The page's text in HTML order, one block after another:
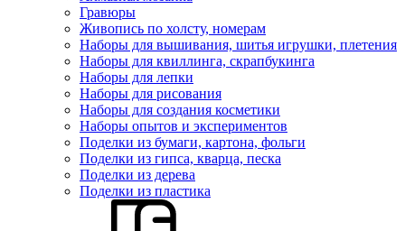
Гравюры
Живопись по холсту, номерам
Наборы для вышивания, шитья игрушки, плетения
Наборы для квиллинга, скрапбукинга
Наборы для лепки
Наборы для рисования
Наборы для создания косметики
Наборы опытов и экспериментов
Поделки из бумаги, картона, фольги
Поделки из гипса, кварца, песка
Поделки из дерева
Поделки из пластика